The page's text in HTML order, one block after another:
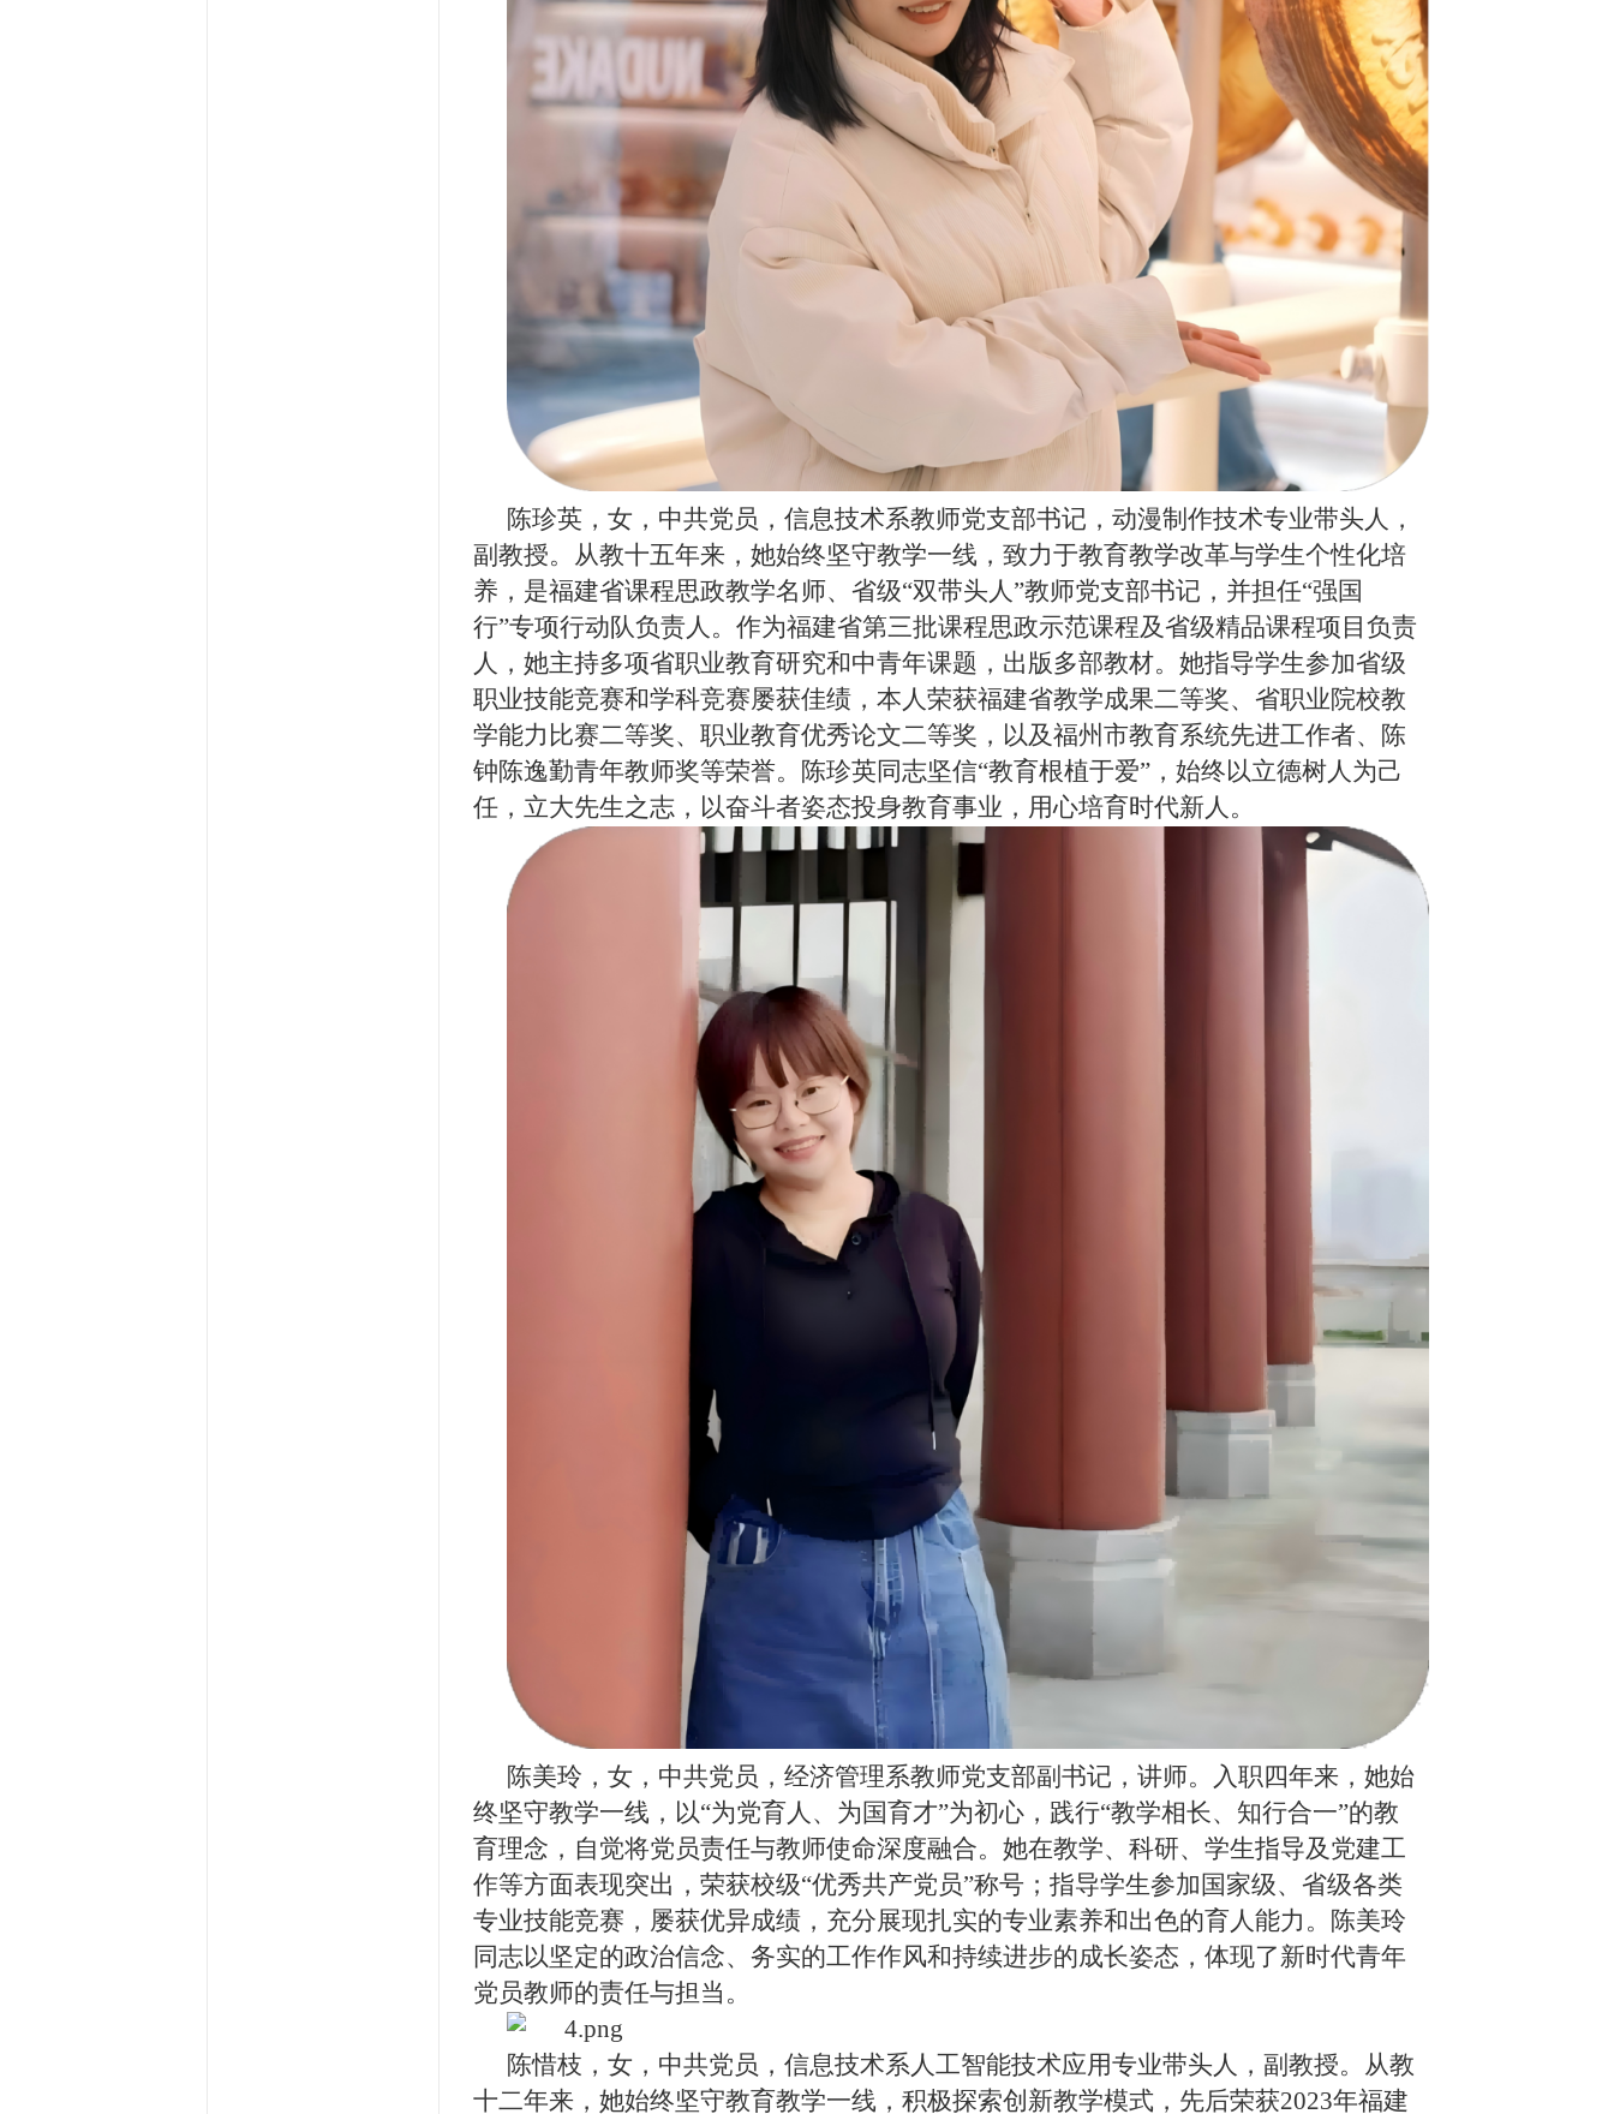
陈珍英，女，中共党员，信息技术系教师党支部书记，动漫制作技术专业带头人，
副教授。从教十五年来，她始终坚守教学一线，致力于教育教学改革与学生个性化培
养，是福建省课程思政教学名师、省级“双带头人”教师党支部书记，并担任“强国
行”专项行动队负责人。作为福建省第三批课程思政示范课程及省级精品课程项目负责
人，她主持多项省职业教育研究和中青年课题，出版多部教材。她指导学生参加省级
职业技能竞赛和学科竞赛屡获佳绩，本人荣获福建省教学成果二等奖、省职业院校教
学能力比赛二等奖、职业教育优秀论文二等奖，以及福州市教育系统先进工作者、陈
钟陈逸勤青年教师奖等荣誉。陈珍英同志坚信“教育根植于爱”，始终以立德树人为己
任，立大先生之志，以奋斗者姿态投身教育事业，用心培育时代新人。
陈美玲，女，中共党员，经济管理系教师党支部副书记，讲师。入职四年来，她始
终坚守教学一线，以“为党育人、为国育才”为初心，践行“教学相长、知行合一”的教
育理念，自觉将党员责任与教师使命深度融合。她在教学、科研、学生指导及党建工
作等方面表现突出，荣获校级“优秀共产党员”称号；指导学生参加国家级、省级各类
专业技能竞赛，屡获优异成绩，充分展现扎实的专业素养和出色的育人能力。陈美玲
同志以坚定的政治信念、务实的工作作风和持续进步的成长姿态，体现了新时代青年
党员教师的责任与担当。
陈惜枝，女，中共党员，信息技术系人工智能技术应用专业带头人，副教授。从教
十二年来，她始终坚守教育教学一线，积极探索创新教学模式，先后荣获2023年福建